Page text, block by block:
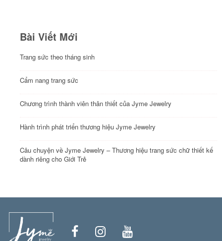
Bài Viết Mới
Trang sức theo tháng sinh
Cẩm nang trang sức
Chương trình thành viên thân thiết của Jyme Jewelry
Hành trình phát triển thương hiệu Jyme Jewelry
Câu chuyện về Jyme Jewelry – Thương hiệu trang sức chữ thiết kế
dành riêng cho Giới Trẻ